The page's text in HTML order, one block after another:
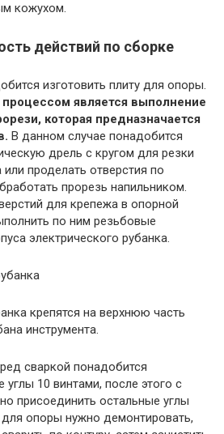
кожухом.
действий по сборке
изготовить плиту для опоры.
является выполнение
которая предназначается
В данном случае понадобится
дрель с кругом для резки
проделать отверстия по
прорезь напильником.
для крепежа в опорной
по ним резьбовые
электрического рубанка.
крепятся на верхнюю часть
инструмента.
сваркой понадобится
углы 10 винтами, после этого с
присоединить остальные углы
опоры нужно демонтировать,